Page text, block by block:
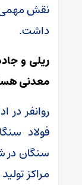
نقش مهمی
داشت.
ریلی و
معدنی
روانفر
فولاد
سنگان در
مراکز